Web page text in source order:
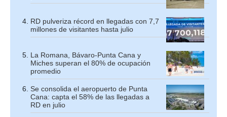
RD pulveriza récord en llegadas con 7,7
millones de visitantes hasta julio
La Romana, Bávaro-Punta Cana y
Miches superan el 80% de ocupación
promedio
Se consolida el aeropuerto de Punta
Cana: capta el 58% de las llegadas a
RD en julio